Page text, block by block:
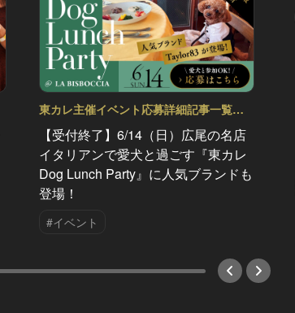
東カレ主催イベント応募詳細記事一覧
Vol.91
【受付終了】6/14（日）広尾の名店
イタリアンで愛犬と過ごす『東カレ
Dog Lunch Party』に人気ブランドも
登場！
#イベント